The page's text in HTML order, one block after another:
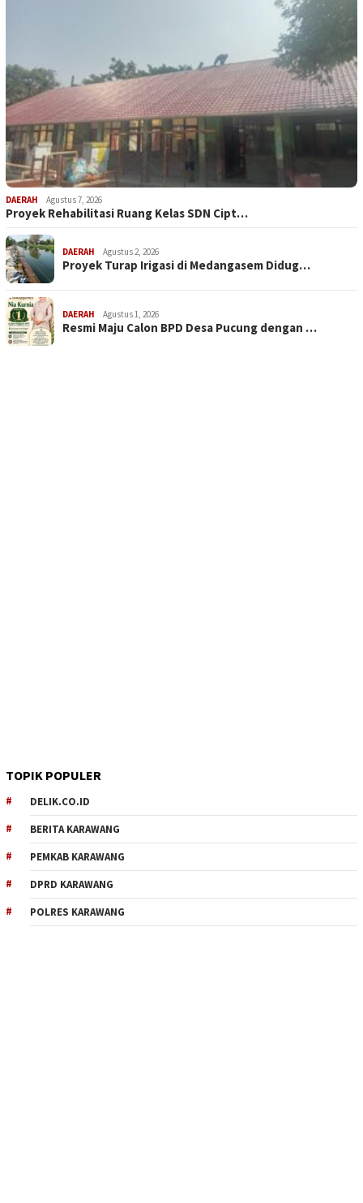
DAERAH Agustus 7, 2026
Proyek Rehabilitasi Ruang Kelas SDN Cipt…
DAERAH Agustus 2, 2026
Proyek Turap Irigasi di Medangasem Didug…
DAERAH Agustus 1, 2026
Resmi Maju Calon BPD Desa Pucung dengan …
TOPIK POPULER
DELIK.CO.ID
BERITA KARAWANG
PEMKAB KARAWANG
DPRD KARAWANG
POLRES KARAWANG